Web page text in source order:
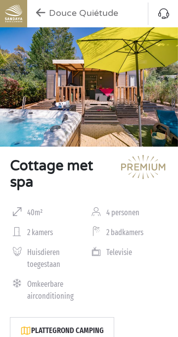
Douce Quiétude
Cottage met
spa
40m² 4 personen
2 kamers 2 badkamers
Huisdieren
toegestaan
Televisie
Omkeerbare
airconditioning
PLATTEGROND CAMPING